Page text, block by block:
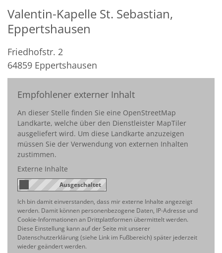
Valentin-Kapelle St. Sebastian,
Eppertshausen
Friedhofstr. 2
64859 Eppertshausen
Empfohlener externer Inhalt
An dieser Stelle finden Sie eine OpenStreetMap
Landkarte, welche über den Dienstleister MapTiler
ausgeliefert wird. Um diese Landkarte anzuzeigen
müssen Sie der Verwendung von externen Inhalten
zustimmen.
Externe Inhalte
Ich bin damit einverstanden, dass mir externe Inhalte angezeigt
werden. Damit können personenbezogene Daten, IP-Adresse und
Cookie-Informationen an Drittplattformen übermittelt werden.
Diese Einstellung kann auf der Seite mit unserer
Datenschutzerklärung (siehe Link im Fußbereich) später jederzeit
wieder geändert werden.